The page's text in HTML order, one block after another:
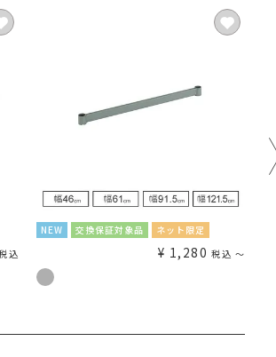
込
NEW 交換保証対象品 ネット限定
¥ 1,280 税込 〜